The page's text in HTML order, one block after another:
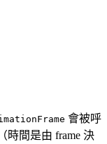
會被呼
時間是由 frame 決